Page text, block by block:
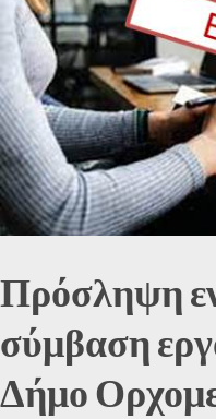
Πρόσληψη
σύμβαση
Δήμο